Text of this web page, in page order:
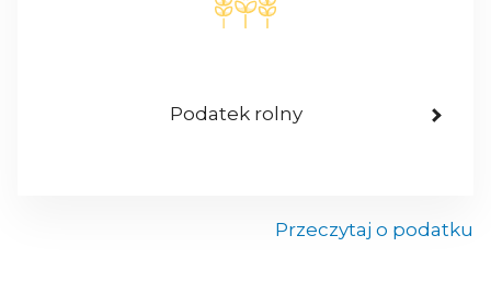
Podatek rolny
Przeczytaj o podatku